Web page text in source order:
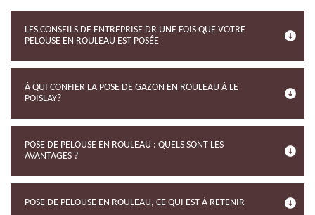
LES CONSEILS DE ENTREPRISE DR UNE FOIS QUE VOTRE
PELOUSE EN ROULEAU EST POSÉE
À QUI CONFIER LA POSE DE GAZON EN ROULEAU À LE
POISLAY?
POSE DE PELOUSE EN ROULEAU : QUELS SONT LES
AVANTAGES ?
POSE DE PELOUSE EN ROULEAU, CE QUI EST À RETENIR